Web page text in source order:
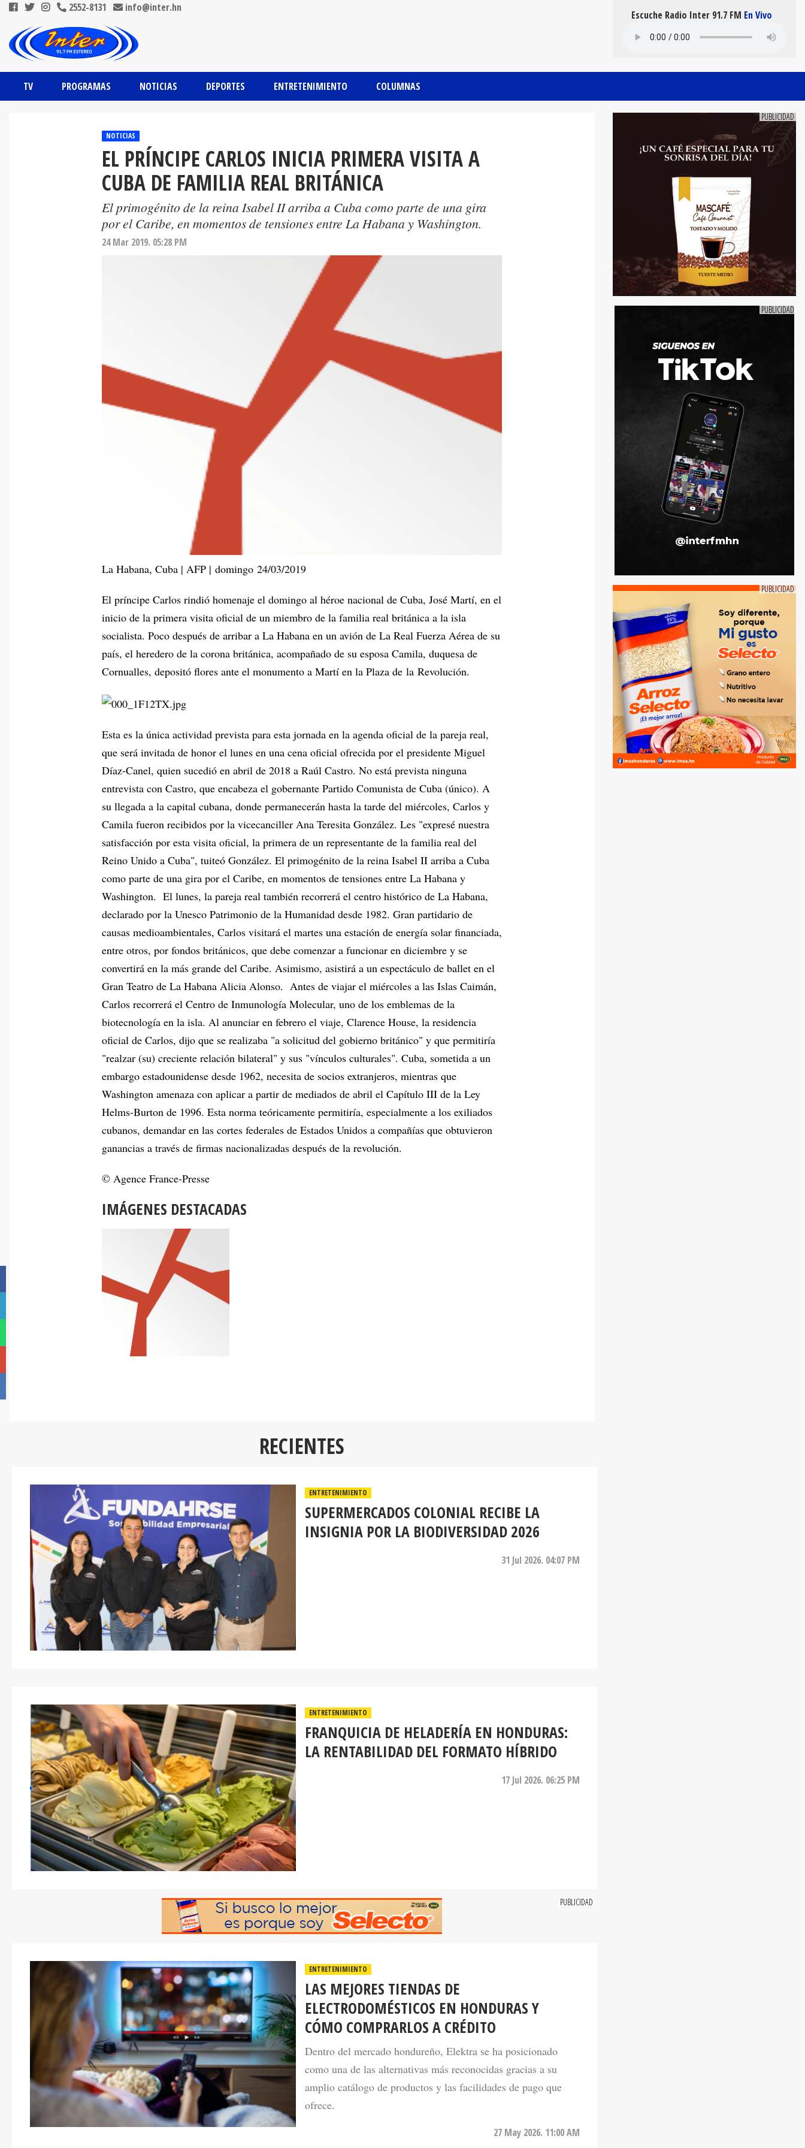
2552-8131 info@inter.hn
TV PROGRAMAS NOTICIAS DEPORTES ENTRETENIMIENTO COLUMNAS
Escuche Radio Inter 91.7 FM En Vivo
NOTICIAS
EL PRÍNCIPE CARLOS INICIA PRIMERA VISITA A
CUBA DE FAMILIA REAL BRITÁNICA
El primogénito de la reina Isabel II arriba a Cuba como parte de una gira
por el Caribe, en momentos de tensiones entre La Habana y Washington.
24 Mar 2019. 05:28 PM
La Habana, Cuba | AFP | domingo 24/03/2019
El príncipe Carlos rindió homenaje el domingo al héroe nacional de Cuba, José Martí, en el
inicio de la primera visita oficial de un miembro de la familia real británica a la isla
socialista. Poco después de arribar a La Habana en un avión de La Real Fuerza Aérea de su
país, el heredero de la corona británica, acompañado de su esposa Camila, duquesa de
Cornualles, depositó flores ante el monumento a Martí en la Plaza de la Revolución.
Esta es la única actividad prevista para esta jornada en la agenda oficial de la pareja real,
que será invitada de honor el lunes en una cena oficial ofrecida por el presidente Miguel
Díaz-Canel, quien sucedió en abril de 2018 a Raúl Castro. No está prevista ninguna
entrevista con Castro, que encabeza el gobernante Partido Comunista de Cuba (único). A
su llegada a la capital cubana, donde permanecerán hasta la tarde del miércoles, Carlos y
Camila fueron recibidos por la vicecanciller Ana Teresita González. Les "expresé nuestra
satisfacción por esta visita oficial, la primera de un representante de la familia real del
Reino Unido a Cuba", tuiteó González. El primogénito de la reina Isabel II arriba a Cuba
como parte de una gira por el Caribe, en momentos de tensiones entre La Habana y
Washington. El lunes, la pareja real también recorrerá el centro histórico de La Habana,
declarado por la Unesco Patrimonio de la Humanidad desde 1982. Gran partidario de
causas medioambientales, Carlos visitará el martes una estación de energía solar financiada,
entre otros, por fondos británicos, que debe comenzar a funcionar en diciembre y se
convertirá en la más grande del Caribe. Asimismo, asistirá a un espectáculo de ballet en el
Gran Teatro de La Habana Alicia Alonso. Antes de viajar el miércoles a las Islas Caimán,
Carlos recorrerá el Centro de Inmunología Molecular, uno de los emblemas de la
biotecnología en la isla. Al anunciar en febrero el viaje, Clarence House, la residencia
oficial de Carlos, dijo que se realizaba "a solicitud del gobierno británico" y que permitiría
"realzar (su) creciente relación bilateral" y sus "vínculos culturales". Cuba, sometida a un
embargo estadounidense desde 1962, necesita de socios extranjeros, mientras que
Washington amenaza con aplicar a partir de mediados de abril el Capítulo III de la Ley
Helms-Burton de 1996. Esta norma teóricamente permitiría, especialmente a los exiliados
cubanos, demandar en las cortes federales de Estados Unidos a compañías que obtuvieron
ganancias a través de firmas nacionalizadas después de la revolución.
© Agence France-Presse
IMÁGENES DESTACADAS
RECIENTES
ENTRETENIMIENTO
SUPERMERCADOS COLONIAL RECIBE LA
INSIGNIA POR LA BIODIVERSIDAD 2026
31 Jul 2026. 04:07 PM
ENTRETENIMIENTO
FRANQUICIA DE HELADERÍA EN HONDURAS:
LA RENTABILIDAD DEL FORMATO HÍBRIDO
17 Jul 2026. 06:25 PM
LAS MEJORES TIENDAS DE
ELECTRODOMÉSTICOS EN HONDURAS Y
CÓMO COMPRARLOS A CRÉDITO
Dentro del mercado hondureño, Elektra se ha posicionado
como una de las alternativas más reconocidas gracias a su
amplio catálogo de productos y las facilidades de pago que
ofrece.